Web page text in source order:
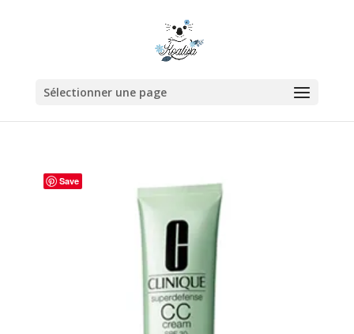
Sélectionner une page
Save